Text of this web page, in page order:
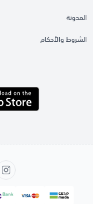
المدونة
الشروط والأحكام